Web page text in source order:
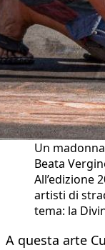
Un
Beata
All’edizione
artisti di
tema: la
A questa arte